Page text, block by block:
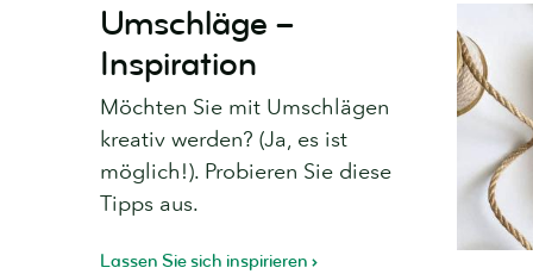
Umschläge –
Inspiration
Möchten Sie mit Umschlägen
kreativ werden? (Ja, es ist
möglich!). Probieren Sie diese
Tipps aus.
Lassen Sie sich inspirieren